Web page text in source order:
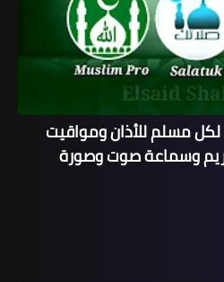
تطبيقات لكل مسلم للأذان ومواقيت
وسماعة صوت وصورة